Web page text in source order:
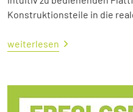
Konstruktionsteile in die
weiterlesen